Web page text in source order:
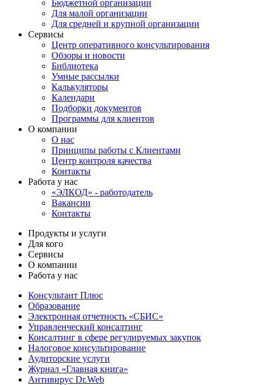
Бюджетной организации
Для малой организации
Для средней и крупной организации
Сервисы
Центр оперативного консультирования
Обзоры и новости
Библиотека
Умные рассылки
Калькуляторы
Календари
Подборки документов
Программы для клиентов
О компании
О нас
Принципы работы с Клиентами
Центр контроля качества
Контакты
Работа у нас
«ЭЛКОД» - работодатель
Вакансии
Контакты
Продукты и услуги
Для кого
Сервисы
О компании
Работа у нас
Консультант Плюс
Образование
Электронная отчетность «СБИС»
Управленческий консалтинг
Консалтинг в сфере регулируемых закупок
Налоговое консультирование
Аудиторские услуги
Журнал «Главная книга»
Антивирус Dr.Web